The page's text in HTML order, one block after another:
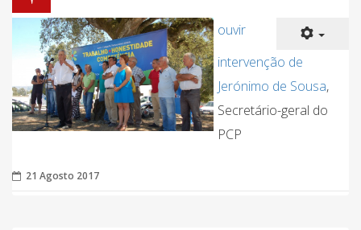
ouvir
intervenção de
Jerónimo de Sousa,
Secretário-geral do
PCP
21 Agosto 2017